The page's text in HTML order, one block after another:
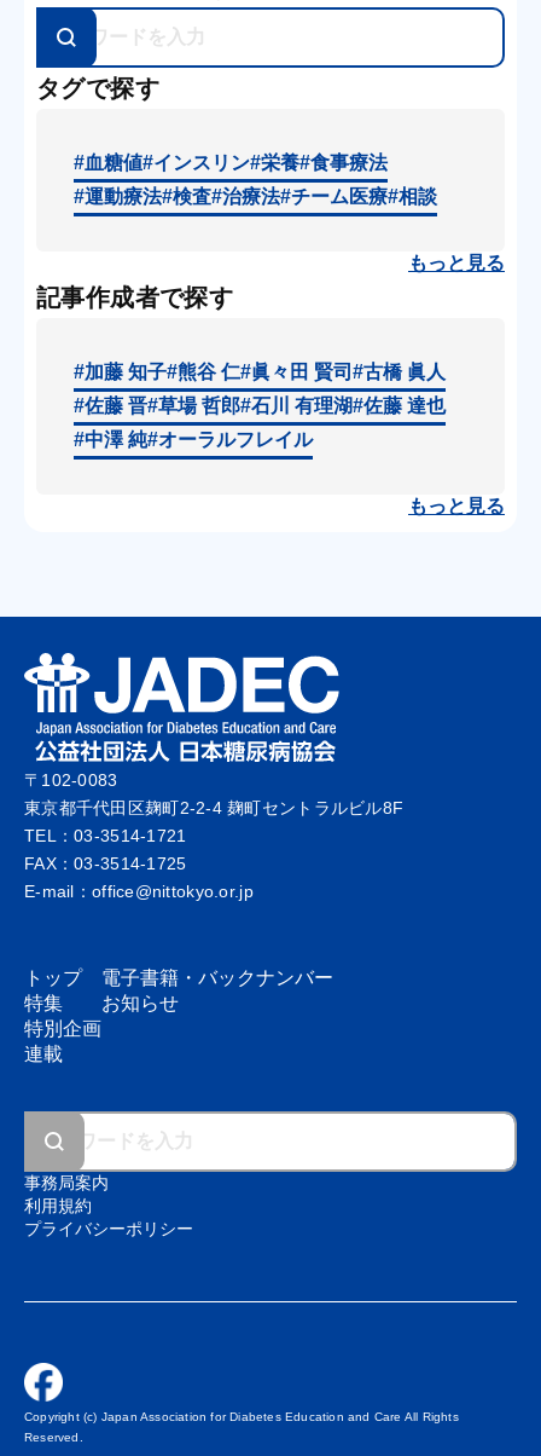
タグで探す
#血糖値#インスリン#栄養#食事療法
#運動療法#検査#治療法#チーム医療#相談
もっと見る
記事作成者で探す
#加藤 知子#熊谷 仁#眞々田 賢司 #古橋 眞人
#佐藤 晋#草場 哲郎#石川 有理湖#佐藤 達也
#中澤 純#オーラルフレイル
もっと見る
〒102-0083
東京都千代田区麹町2-2-4 麹町セントラルビル8F
TEL：03-3514-1721
FAX：03-3514-1725
E-mail：office@nittokyo.or.jp
トップ
特集
特別企画
連載
電子書籍・ バックナンバー
お知らせ
事務局案内
利用規約
プライバシーポリシー
Copyright (c) Japan Association for Diabetes Education and Care All Rights
Reserved.